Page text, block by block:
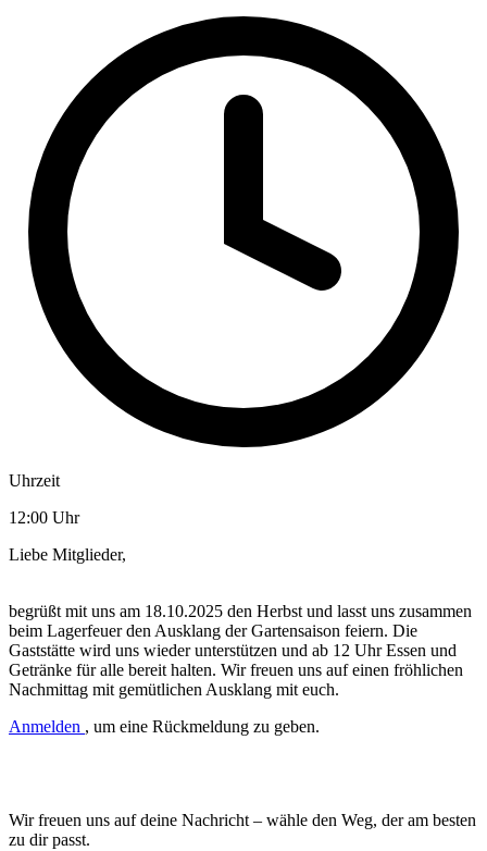
Uhrzeit
12:00 Uhr
Liebe Mitglieder,
begrüßt mit uns am 18.10.2025 den Herbst und lasst uns zusammen
beim Lagerfeuer den Ausklang der Gartensaison feiern. Die
Gaststätte wird uns wieder unterstützen und ab 12 Uhr Essen und
Getränke für alle bereit halten. Wir freuen uns auf einen fröhlichen
Nachmittag mit gemütlichen Ausklang mit euch.
Anmelden , um eine Rückmeldung zu geben.
Wir freuen uns auf deine Nachricht – wähle den Weg, der am besten
zu dir passt.